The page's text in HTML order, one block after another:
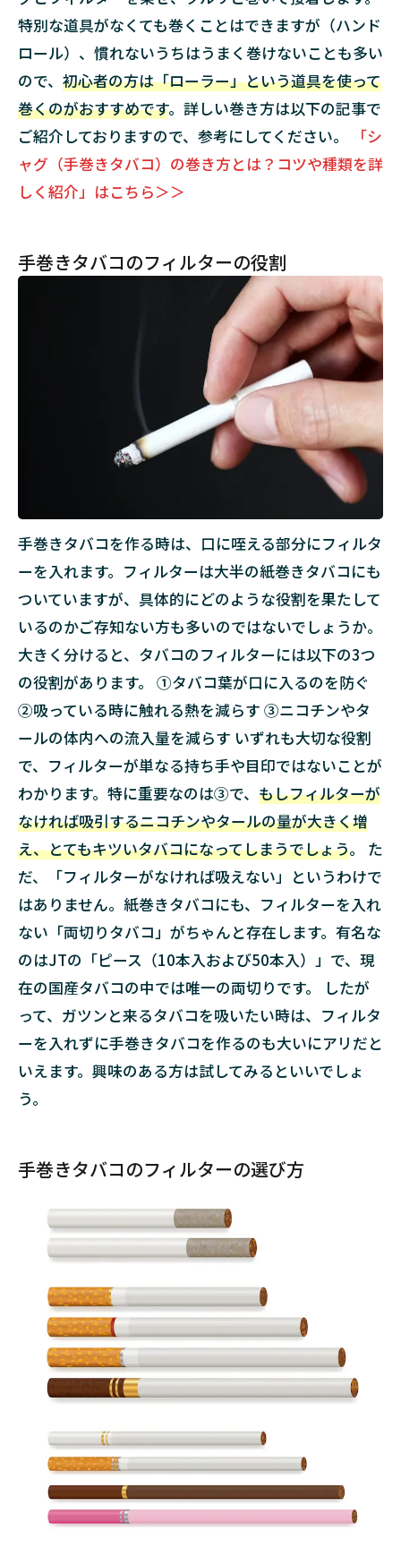
3.3.1
プレー
ン
3.3.2
チャコ
ール
3.3.3
メンソ
ール
ま
と
特別な道具がなくても巻くことはできますが（ハンド
ロール）、慣れないうちはうまく巻けないことも多い
ので、 初心者の方は「ローラー」という道具を使って
巻くのがおすすめです。詳しい巻き方は以下の記事で
ご紹介しておりますので、参考にしてください。
「シ
ャグ（手巻きタバコ）の巻き方とは？コツや種類を詳
しく紹介」はこちら＞＞
手巻きタバコのフィルターの役割
手巻きタバコを作る時は、口に咥える部分にフィルタ
ーを入れます。フィルターは大半の紙巻きタバコにも
ついていますが、具体的にどのような役割を果たして
いるのかご存知ない方も多いのではないでしょうか。
大きく分けると、タバコのフィルターには以下の3つ
の役割があります。 ①タバコ葉が口に入るのを防ぐ
②吸っている時に触れる熱を減らす ③ニコチンやタ
ールの体内への流入量を減らす いずれも大切な役割
で、フィルターが単なる持ち手や目印ではないことが
わかります。特に重要なのは③で、 もしフィルターが
なければ吸引するニコチンやタールの量が大きく増
え、とてもキツいタバコになってしまうでしょう。 た
だ、「フィルターがなければ吸えない」というわけで
はありません。紙巻きタバコにも、フィルターを入れ
ない「両切りタバコ」がちゃんと存在します。有名な
のはJTの「ピース（10本入および50本入）」で、現
在の国産タバコの中では唯一の両切りです。 したが
って、ガツンと来るタバコを吸いたい時は、フィルタ
ーを入れずに手巻きタバコを作るのも大いにアリだと
いえます。興味のある方は試してみるといいでしょ
う。
手巻きタバコのフィルターの選び方